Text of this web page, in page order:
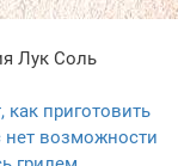
Лук Соль
приготовить
возможности